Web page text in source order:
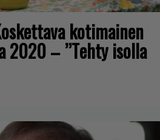
kotimainen
2020 – ”Tehty isolla